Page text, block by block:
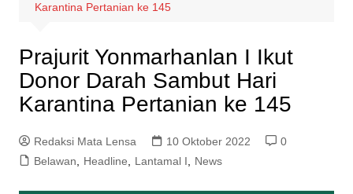
Karantina Pertanian ke 145
Prajurit Yonmarhanlan I Ikut
Donor Darah Sambut Hari
Karantina Pertanian ke 145
Redaksi Mata Lensa 10 Oktober 2022
0
Belawan
Headline Lantamal I News